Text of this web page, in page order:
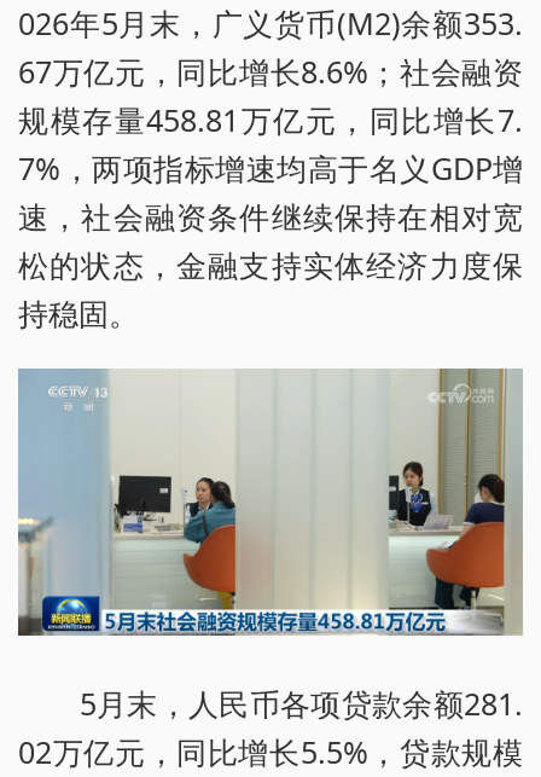
026年5月末，广义货币(M2)余额353.
67万亿元，同比增长8.6%；社会融资
规模存量458.81万亿元，同比增长7.
7%，两项指标增速均高于名义GDP增
速，社会融资条件继续保持在相对宽
松的状态，金融支持实体经济力度保
持稳固。
5月末，人民币各项贷款余额281.
02万亿元，同比增长5.5%，贷款规模